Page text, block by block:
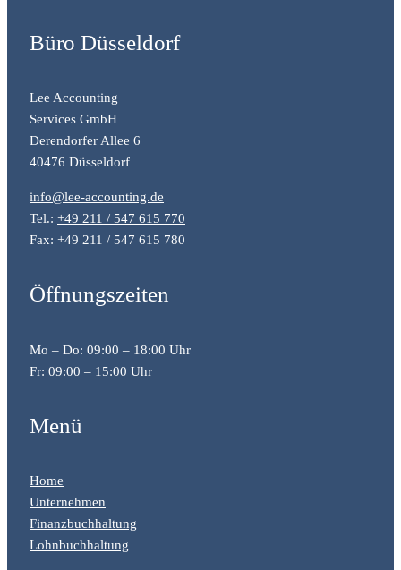
Büro Düsseldorf
Lee Accounting
Services GmbH
Derendorfer Allee 6
40476 Düsseldorf
info@lee-accounting.de
Tel.: +49 211 / 547 615 770
Fax: +49 211 / 547 615 780
Öffnungszeiten
Mo – Do: 09:00 – 18:00 Uhr
Fr: 09:00 – 15:00 Uhr
Menü
Home
Unternehmen
Finanzbuchhaltung
Lohnbuchhaltung